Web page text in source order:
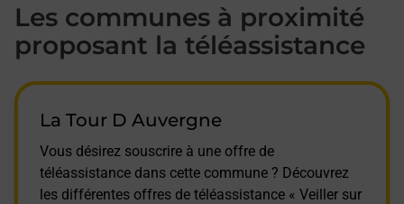
Les communes à proximité
proposant la téléassistance
La Tour D Auvergne
Vous désirez souscrire à une offre de
téléassistance dans cette commune ? Découvrez
les différentes offres de téléassistance « Veiller sur